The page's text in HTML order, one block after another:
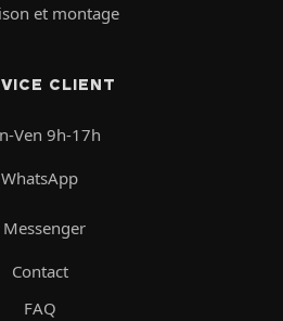
et montage
CLIENT
Ven 9h-17h
WhatsApp
Messenger
Contact
FAQ